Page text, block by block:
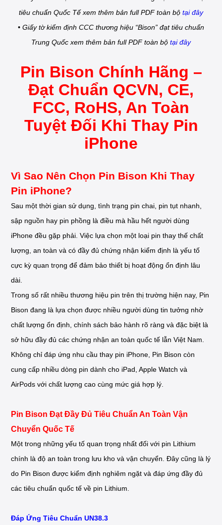
tiêu chuẩn Quốc Tế xem thêm bản full PDF toàn bộ tại đây
• Giấy tờ kiểm định CCC thương hiệu “Bison” đạt tiêu chuẩn
Trung Quốc xem thêm bản full PDF toàn bộ tại đây
Pin Bison Chính Hãng –
Đạt Chuẩn QCVN, CE,
FCC, RoHS, An Toàn
Tuyệt Đối Khi Thay Pin
iPhone
Vì Sao Nên Chọn Pin Bison Khi Thay
Pin iPhone?
Sau một thời gian sử dụng, tình trạng pin chai, pin tụt nhanh,
sập nguồn hay pin phồng là điều mà hầu hết người dùng
iPhone đều gặp phải. Việc lựa chọn một loại pin thay thế chất
lượng, an toàn và có đầy đủ chứng nhận kiểm định là yếu tố
cực kỳ quan trọng để đảm bảo thiết bị hoạt động ổn định lâu
dài.
Trong số rất nhiều thương hiệu pin trên thị trường hiện nay, Pin
Bison đang là lựa chọn được nhiều người dùng tin tưởng nhờ
chất lượng ổn định, chính sách bảo hành rõ ràng và đặc biệt là
sở hữu đầy đủ các chứng nhận an toàn quốc tế lẫn Việt Nam.
Không chỉ đáp ứng nhu cầu thay pin iPhone, Pin Bison còn
cung cấp nhiều dòng pin dành cho iPad, Apple Watch và
AirPods với chất lượng cao cùng mức giá hợp lý.
Pin Bison Đạt Đầy Đủ Tiêu Chuẩn An Toàn Vận
Chuyển Quốc Tế
Một trong những yếu tố quan trọng nhất đối với pin Lithium
chính là độ an toàn trong lưu kho và vận chuyển. Đây cũng là lý
do Pin Bison được kiểm định nghiêm ngặt và đáp ứng đầy đủ
các tiêu chuẩn quốc tế về pin Lithium.
Đáp Ứng Tiêu Chuẩn UN38.3